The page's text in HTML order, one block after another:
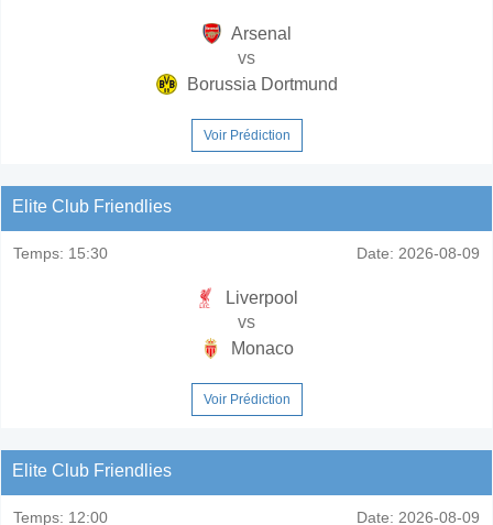
Arsenal
vs
Borussia Dortmund
Voir Prédiction
Elite Club Friendlies
Temps: 15:30 Date: 2026-08-09
Liverpool
vs
Monaco
Voir Prédiction
Elite Club Friendlies
Temps: 12:00 Date: 2026-08-09